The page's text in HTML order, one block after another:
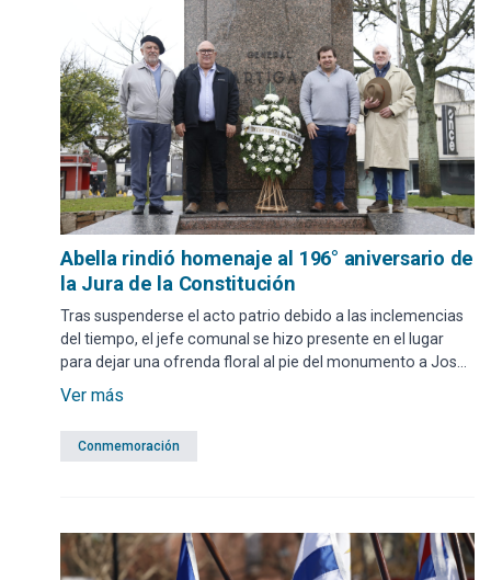
Abella rindió homenaje al 196° aniversario de
la Jura de la Constitución
Tras suspenderse el acto patrio debido a las inclemencias
del tiempo, el jefe comunal se hizo presente en el lugar
para dejar una ofrenda floral al pie del monumento a José
Gervasio Artigas, ubicado en la Plaza San Fernando, y
país, que lo consolidó como nación soberana e
independiente.
Ver más
Conmemoración